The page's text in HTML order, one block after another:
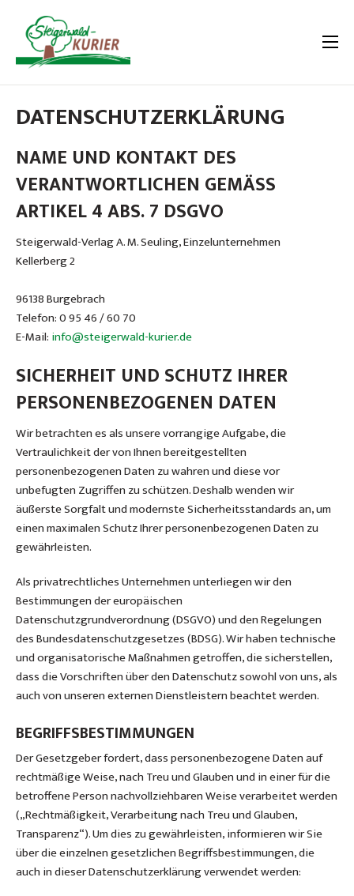
DATENSCHUTZERKLÄRUNG
NAME UND KONTAKT DES
VERANTWORTLICHEN GEMÄSS
ARTIKEL 4 ABS. 7 DSGVO
Steigerwald-Verlag A. M. Seuling, Einzelunternehmen
Kellerberg 2
96138 Burgebrach
Telefon: 0 95 46 / 60 70
E-Mail: info@steigerwald-kurier.de
SICHERHEIT UND SCHUTZ IHRER
PERSONENBEZOGENEN DATEN
Wir betrachten es als unsere vorrangige Aufgabe, die
Vertraulichkeit der von Ihnen bereitgestellten
personenbezogenen Daten zu wahren und diese vor
unbefugten Zugriffen zu schützen. Deshalb wenden wir
äußerste Sorgfalt und modernste Sicherheitsstandards an, um
einen maximalen Schutz Ihrer personenbezogenen Daten zu
gewährleisten.
Als privatrechtliches Unternehmen unterliegen wir den
Bestimmungen der europäischen
Datenschutzgrundverordnung (DSGVO) und den Regelungen
des Bundesdatenschutzgesetzes (BDSG). Wir haben technische
und organisatorische Maßnahmen getroffen, die sicherstellen,
dass die Vorschriften über den Datenschutz sowohl von uns, als
auch von unseren externen Dienstleistern beachtet werden.
BEGRIFFSBESTIMMUNGEN
Der Gesetzgeber fordert, dass personenbezogene Daten auf
rechtmäßige Weise, nach Treu und Glauben und in einer für die
betroffene Person nachvollziehbaren Weise verarbeitet werden
(„Rechtmäßigkeit, Verarbeitung nach Treu und Glauben,
Transparenz“). Um dies zu gewährleisten, informieren wir Sie
über die einzelnen gesetzlichen Begriffsbestimmungen, die
auch in dieser Datenschutzerklärung verwendet werden: